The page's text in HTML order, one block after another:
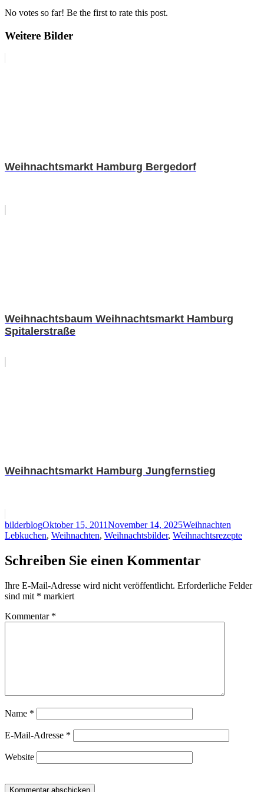
No votes so far! Be the first to rate this post.
Weitere Bilder
Weihnachtsmarkt Hamburg Bergedorf
Weihnachtsbaum Weihnachtsmarkt Hamburg
Spitalerstraße
Weihnachtsmarkt Hamburg Jungfernstieg
Autor
bilderblogVeröffentlicht
am
Oktober 15, 2011November 14, 2025Kategorien
Weihnachten
Lebkuchen, Weihnachten, Weihnachtsbilder, Weihnachtsrezepte
Schreiben Sie einen Kommentar
Ihre E-Mail-Adresse wird nicht veröffentlicht. Erforderliche Felder
sind mit * markiert
Kommentar *
Name *
E-Mail-Adresse *
Website